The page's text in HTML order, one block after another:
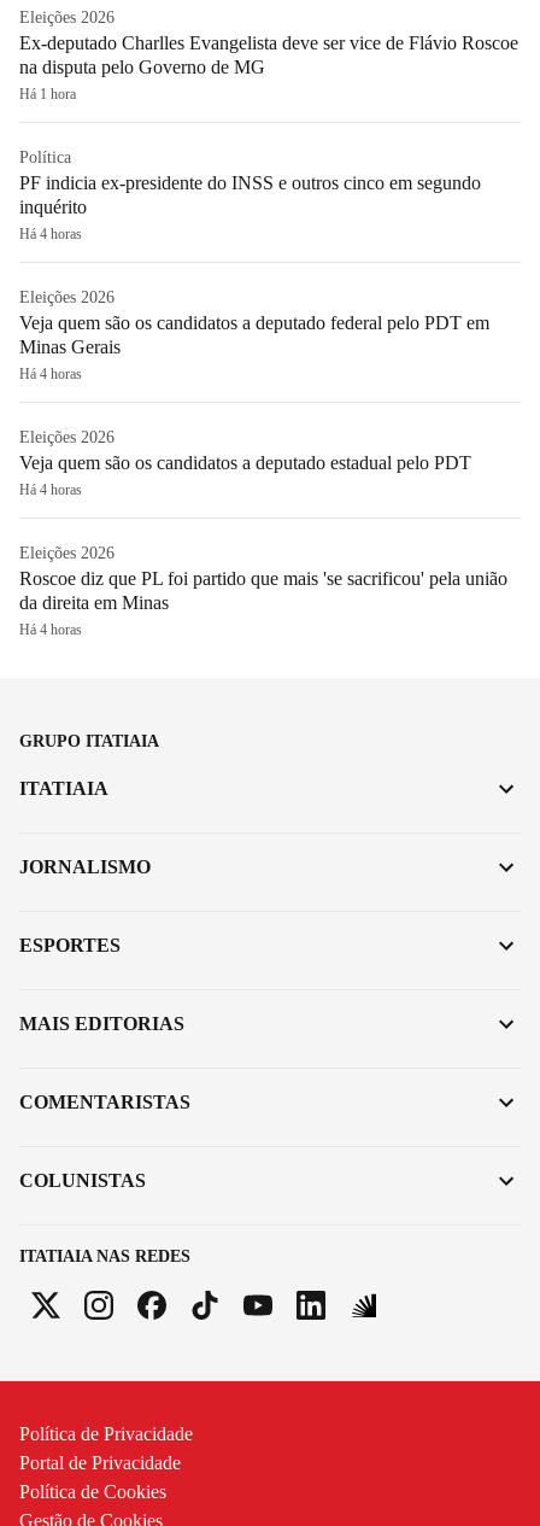
Eleições 2026
Ex-deputado Charlles Evangelista deve ser vice de Flávio Roscoe
na disputa pelo Governo de MG
Há 1 hora
Política
PF indicia ex-presidente do INSS e outros cinco em segundo
inquérito
Há 4 horas
Eleições 2026
Veja quem são os candidatos a deputado federal pelo PDT em
Minas Gerais
Há 4 horas
Eleições 2026
Veja quem são os candidatos a deputado estadual pelo PDT
Há 4 horas
Eleições 2026
Roscoe diz que PL foi partido que mais 'se sacrificou' pela união
da direita em Minas
Há 4 horas
GRUPO ITATIAIA
ITATIAIA NAS REDES
ITATIAIA
JORNALISMO
ESPORTES
MAIS EDITORIAS
COMENTARISTAS
COLUNISTAS
Política de Privacidade
Portal de Privacidade
Política de Cookies
Gestão de Cookies